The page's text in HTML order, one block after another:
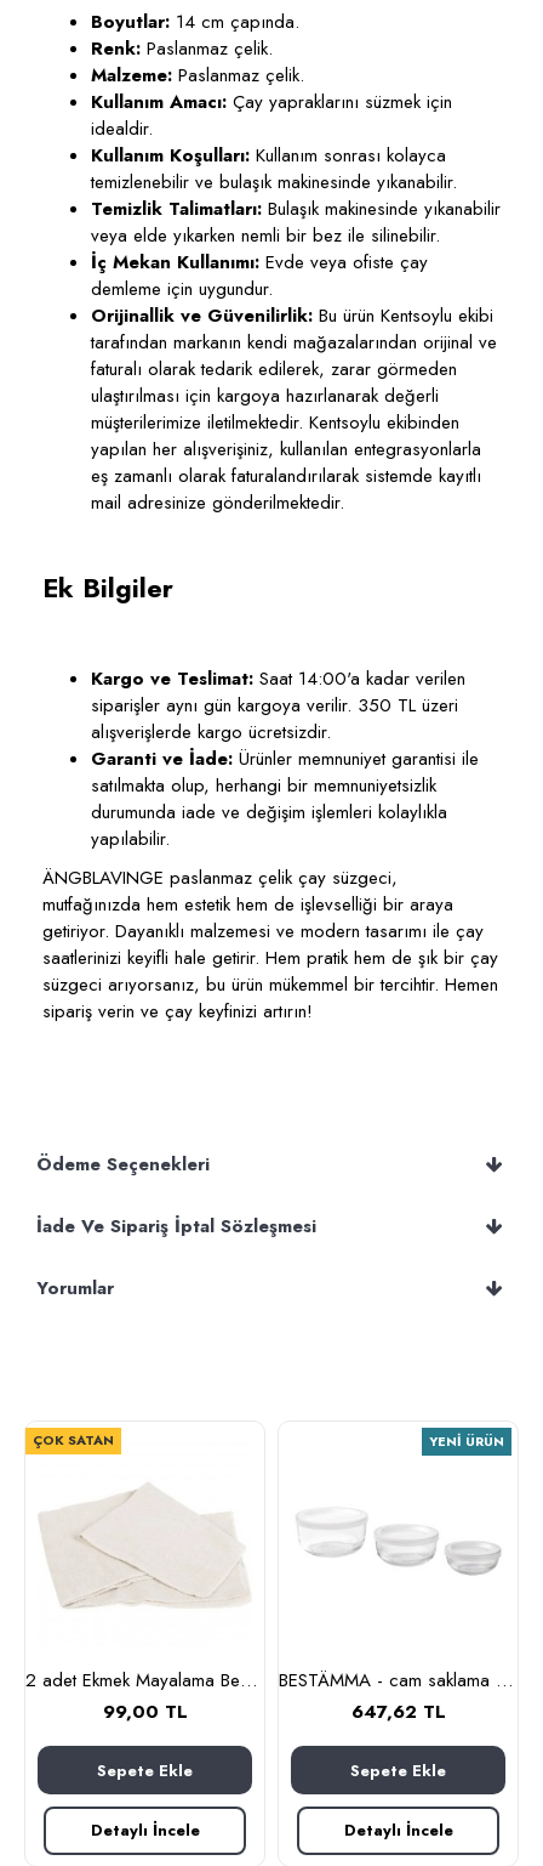
Boyutlar: 14 cm çapında.
Renk: Paslanmaz çelik.
Malzeme: Paslanmaz çelik.
Kullanım Amacı: Çay yapraklarını süzmek için
idealdir.
Kullanım Koşulları: Kullanım sonrası kolayca
temizlenebilir ve bulaşık makinesinde yıkanabilir.
Temizlik Talimatları: Bulaşık makinesinde yıkanabilir
veya elde yıkarken nemli bir bez ile silinebilir.
İç Mekan Kullanımı: Evde veya ofiste çay
demleme için uygundur.
Orijinallik ve Güvenilirlik: Bu ürün Kentsoylu ekibi
tarafından markanın kendi mağazalarından orijinal ve
faturalı olarak tedarik edilerek, zarar görmeden
ulaştırılması için kargoya hazırlanarak değerli
müşterilerimize iletilmektedir. Kentsoylu ekibinden
yapılan her alışverişiniz, kullanılan entegrasyonlarla
eş zamanlı olarak faturalandırılarak sistemde kayıtlı
mail adresinize gönderilmektedir.
Ek Bilgiler
Kargo ve Teslimat: Saat 14:00'a kadar verilen
siparişler aynı gün kargoya verilir. 350 TL üzeri
alışverişlerde kargo ücretsizdir.
Garanti ve İade: Ürünler memnuniyet garantisi ile
satılmakta olup, herhangi bir memnuniyetsizlik
durumunda iade ve değişim işlemleri kolaylıkla
yapılabilir.
ÄNGBLAVINGE paslanmaz çelik çay süzgeci,
mutfağınızda hem estetik hem de işlevselliği bir araya
getiriyor. Dayanıklı malzemesi ve modern tasarımı ile çay
saatlerinizi keyifli hale getirir. Hem pratik hem de şık bir çay
süzgeci arıyorsanız, bu ürün mükemmel bir tercihtir. Hemen
sipariş verin ve çay keyfinizi artırın!
Ödeme Seçenekleri
İade Ve Sipariş İptal Sözleşmesi
Yorumlar
ÇOK SATAN
2 adet Ekmek Mayalama Bezi 50x70 cm, %100 Pamuk Amerikan Pasa Bezi
99,00 TL
Sepete Ekle
Detaylı İncele
YENI ÜRÜN
BESTÄMMA - cam saklama kabı seti (cam)
647,62 TL
Sepete Ekle
Detaylı İncele